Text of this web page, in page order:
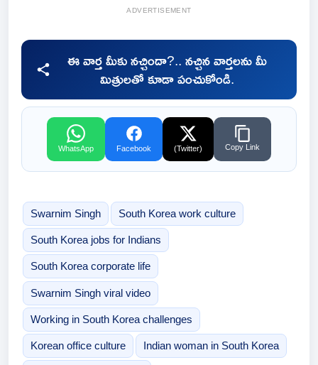
ADVERTISEMENT
ఈ వార్త మీకు నచ్చిందా?.. నచ్చిన వార్తలను మీ
మిత్రులతో కూడా పంచుకోండి.
WhatsApp Facebook (Twitter) Copy Link
Swarnim Singh South Korea work culture
South Korea jobs for Indians
South Korea corporate life
Swarnim Singh viral video
Working in South Korea challenges
Korean office culture Indian woman in South Korea